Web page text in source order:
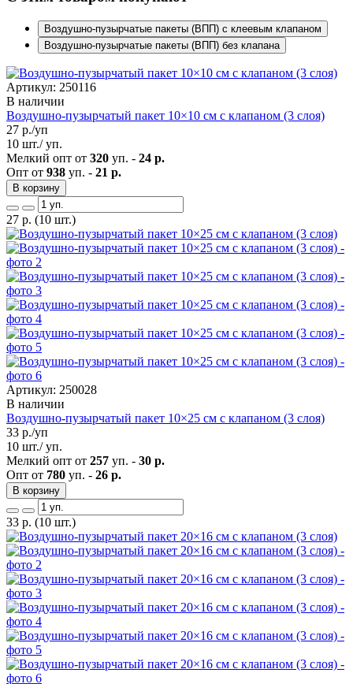
Воздушно-пузырчатые пакеты (ВПП) с клеевым клапаном
Воздушно-пузырчатые пакеты (ВПП) без клапана
Артикул: 250116
В наличии
Воздушно-пузырчатый пакет 10×10 см с клапаном (3 слоя)
27 р./уп
10 шт./ уп.
Мелкий опт от 320 уп. - 24 р.
Опт от 938 уп. - 21 р.
В корзину
27 р. (10 шт.)
Артикул: 250028
В наличии
Воздушно-пузырчатый пакет 10×25 см с клапаном (3 слоя)
33 р./уп
10 шт./ уп.
Мелкий опт от 257 уп. - 30 р.
Опт от 780 уп. - 26 р.
В корзину
33 р. (10 шт.)